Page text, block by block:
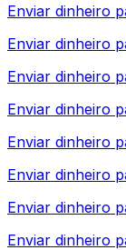
Enviar dinheiro
Enviar dinheiro
Enviar dinheiro
Enviar dinheiro
Enviar dinheiro
Enviar dinheiro
Enviar dinheiro
Enviar dinheiro